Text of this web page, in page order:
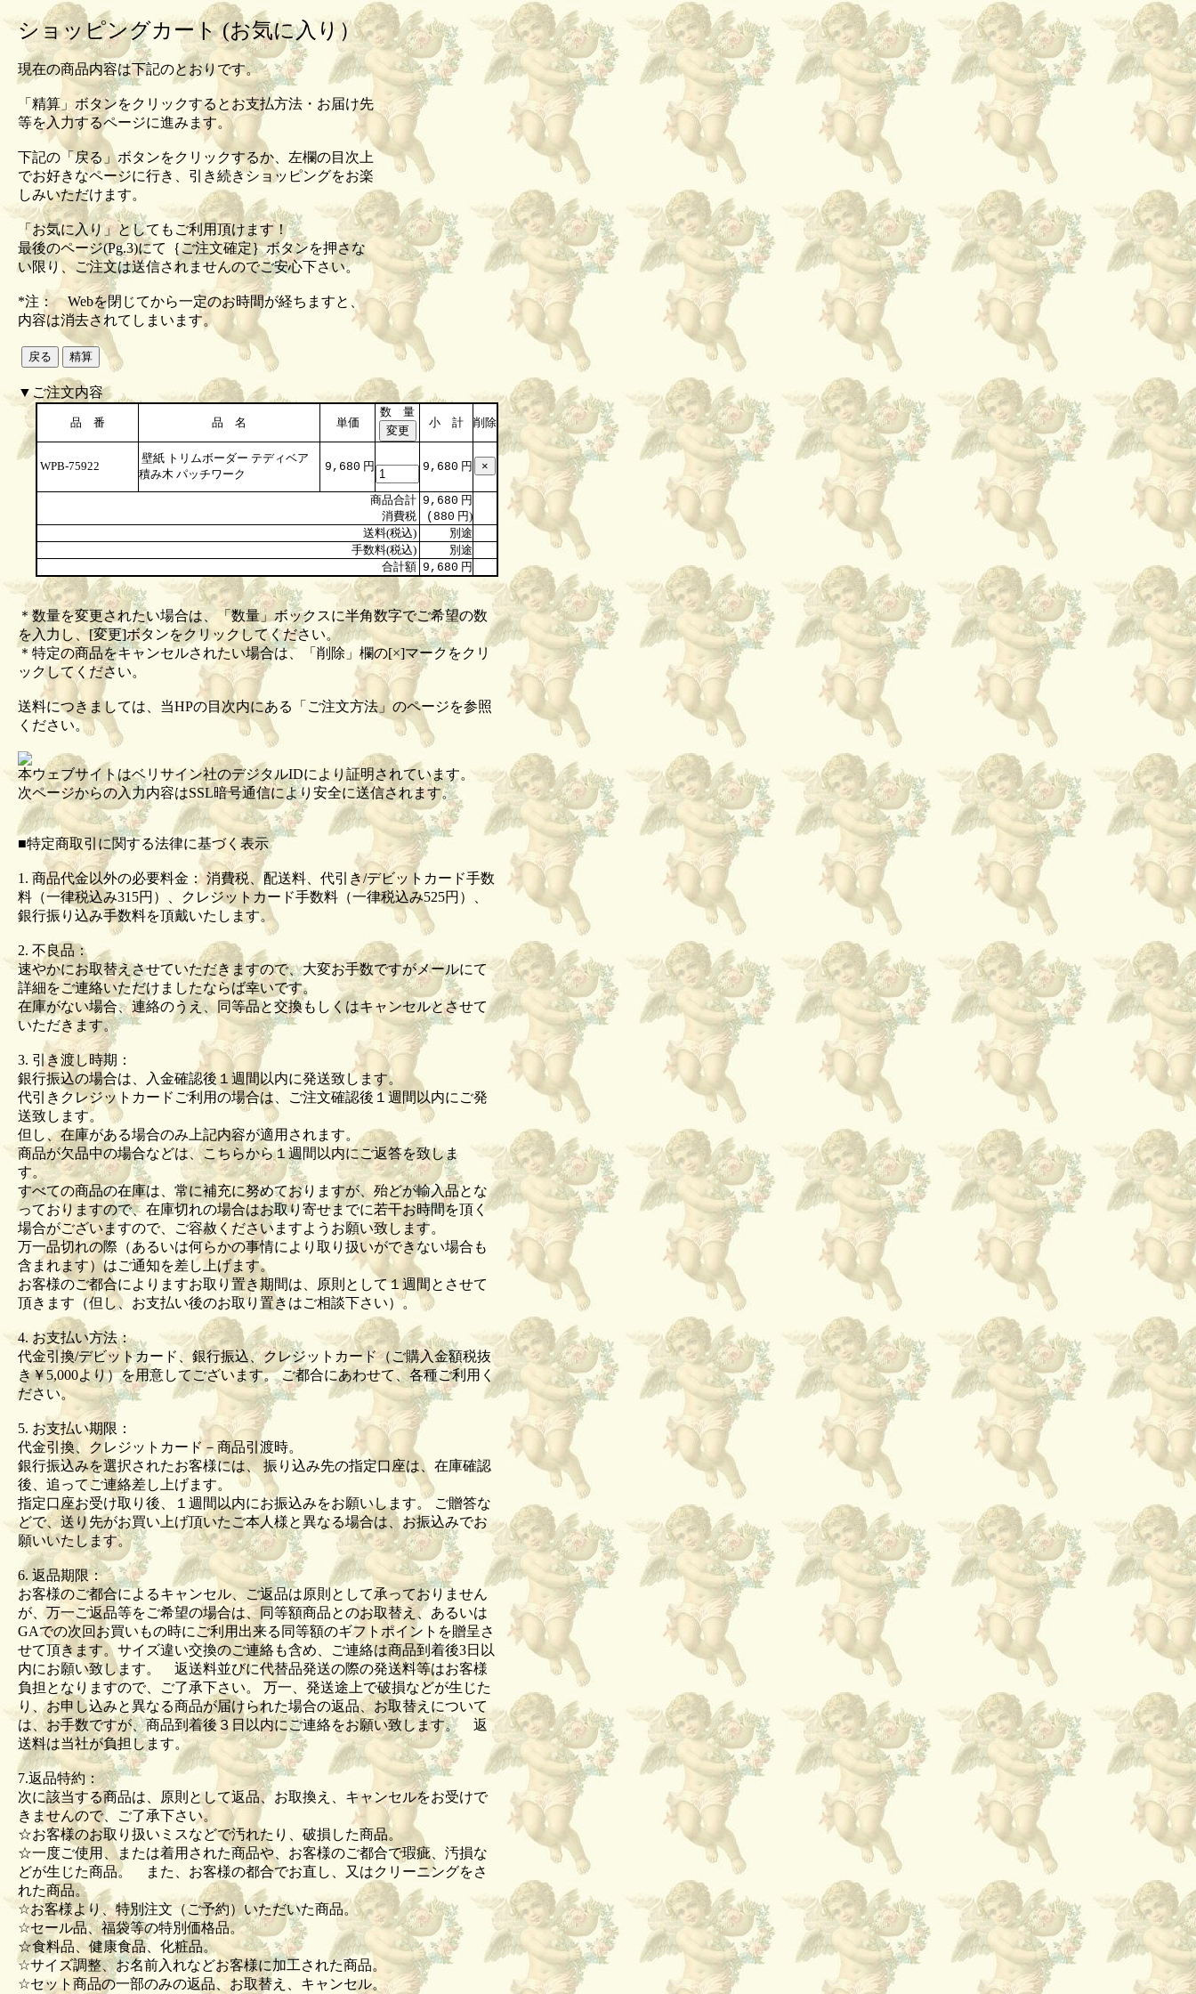
ショッピングカート (お気に入り）
現在の商品内容は下記のとおりです。
「精算」ボタンをクリックするとお支払方法・お届け先
等を入力するページに進みます。
下記の「戻る」ボタンをクリックするか、左欄の目次上
でお好きなページに行き、引き続きショッピングをお楽
しみいただけます。
「お気に入り」としてもご利用頂けます！
最後のページ(Pg.3)にて｛ご注文確定｝ボタンを押さな
い限り、ご注文は送信されませんのでご安心下さい。
*注： Webを閉じてから一定のお時間が経ちますと、
内容は消去されてしまいます。
▼ご注文内容
品 番 品 名 単価
数 量
小 計
削除
WPB-75922
壁紙 トリムボーダー テディベア
積み木 パッチワーク
9,680 円 9,680 円
商品合計
消費税
9,680 円
(880 円)
送料(税込)
別途
手数料(税込)
別途
合計額 9,680 円
＊数量を変更されたい場合は、「数量」ボックスに半角数字でご希望の数
を入力し、[変更]ボタンをクリックしてください。
＊特定の商品をキャンセルされたい場合は、「削除」欄の[×]マークをクリ
ックしてください。
送料につきましては、当HPの目次内にある「ご注文方法」のページを参照
ください。
本ウェブサイトはベリサイン社のデジタルIDにより証明されています。
次ページからの入力内容はSSL暗号通信により安全に送信されます。
■特定商取引に関する法律に基づく表示
1. 商品代金以外の必要料金： 消費税、配送料、代引き/デビットカード手数
料（一律税込み315円）、クレジットカード手数料（一律税込み525円）、
銀行振り込み手数料を頂戴いたします。
2. 不良品：
速やかにお取替えさせていただきますので、大変お手数ですがメールにて
詳細をご連絡いただけましたならば幸いです。
在庫がない場合、連絡のうえ、同等品と交換もしくはキャンセルとさせて
いただきます。
3. 引き渡し時期：
銀行振込の場合は、入金確認後１週間以内に発送致します。
代引きクレジットカードご利用の場合は、ご注文確認後１週間以内にご発
送致します。
但し、在庫がある場合のみ上記内容が適用されます。
商品が欠品中の場合などは、こちらから１週間以内にご返答を致しま
す。
すべての商品の在庫は、常に補充に努めておりますが、殆どが輸入品とな
っておりますので、在庫切れの場合はお取り寄せまでに若干お時間を頂く
場合がございますので、ご容赦くださいますようお願い致します。
万一品切れの際（あるいは何らかの事情により取り扱いができない場合も
含まれます）はご通知を差し上げます。
お客様のご都合によりますお取り置き期間は、原則として１週間とさせて
頂きます（但し、お支払い後のお取り置きはご相談下さい）。
4. お支払い方法：
代金引換/デビットカード、銀行振込、クレジットカード（ご購入金額税抜
き￥5,000より）を用意してございます。 ご都合にあわせて、各種ご利用く
ださい。
5. お支払い期限：
代金引換、クレジットカード－商品引渡時。
銀行振込みを選択されたお客様には、 振り込み先の指定口座は、在庫確認
後、追ってご連絡差し上げます。
指定口座お受け取り後、１週間以内にお振込みをお願いします。 ご贈答な
どで、送り先がお買い上げ頂いたご本人様と異なる場合は、お振込みでお
願いいたします。
6. 返品期限：
お客様のご都合によるキャンセル、ご返品は原則として承っておりません
が、万一ご返品等をご希望の場合は、同等額商品とのお取替え、あるいは
GAでの次回お買いもの時にご利用出来る同等額のギフトポイントを贈呈さ
せて頂きます。サイズ違い交換のご連絡も含め、ご連絡は商品到着後3日以
内にお願い致します。 返送料並びに代替品発送の際の発送料等はお客様
負担となりますので、ご了承下さい。 万一、発送途上で破損などが生じた
り、お申し込みと異なる商品が届けられた場合の返品、お取替えについて
は、お手数ですが、商品到着後３日以内にご連絡をお願い致します。 返
送料は当社が負担します。
7.返品特約：
次に該当する商品は、原則として返品、お取換え、キャンセルをお受けで
きませんので、ご了承下さい。
☆お客様のお取り扱いミスなどで汚れたり、破損した商品。
☆一度ご使用、または着用された商品や、お客様のご都合で瑕疵、汚損な
どが生じた商品。 また、お客様の都合でお直し、又はクリーニングをさ
れた商品。
☆お客様より、特別注文（ご予約）いただいた商品。
☆セール品、福袋等の特別価格品。
☆食料品、健康食品、化粧品。
☆サイズ調整、お名前入れなどお客様に加工された商品。
☆セット商品の一部のみの返品、お取替え、キャンセル。